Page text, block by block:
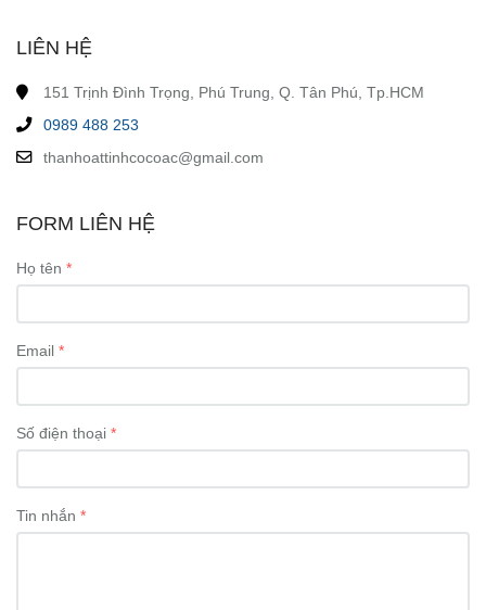
LIÊN HỆ
151 Trịnh Đình Trọng, Phú Trung, Q. Tân Phú, Tp.HCM
0989 488 253
thanhoattinhcocoac@gmail.com
FORM LIÊN HỆ
Họ tên
Email
Số điện thoại
Tin nhắn